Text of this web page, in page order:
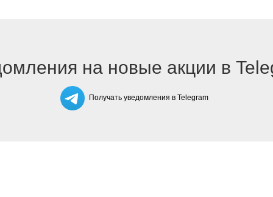
на новые акции в
Получать уведомления в Telegram